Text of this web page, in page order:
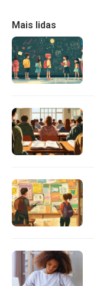
Mais lidas